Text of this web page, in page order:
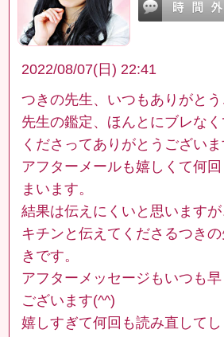
2022/08/07(日) 22:41
つきの先生、いつもありがと
先生の鑑定、ほんとにブレな
くださってありがとうございま
アフターメールも嬉しくて何
まいます。
結果は伝えにくいと思います
キチンと伝えてくださるつき
きです。
アフターメッセージもいつも
ございます(^^)
嬉しすぎて何回も読み直してし